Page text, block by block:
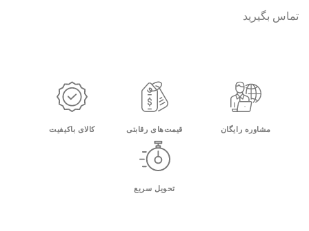
تماس بگیرید
مشاوره رایگان قیمت‌های رقابتی کالای باکیفیت
تحویل سریع